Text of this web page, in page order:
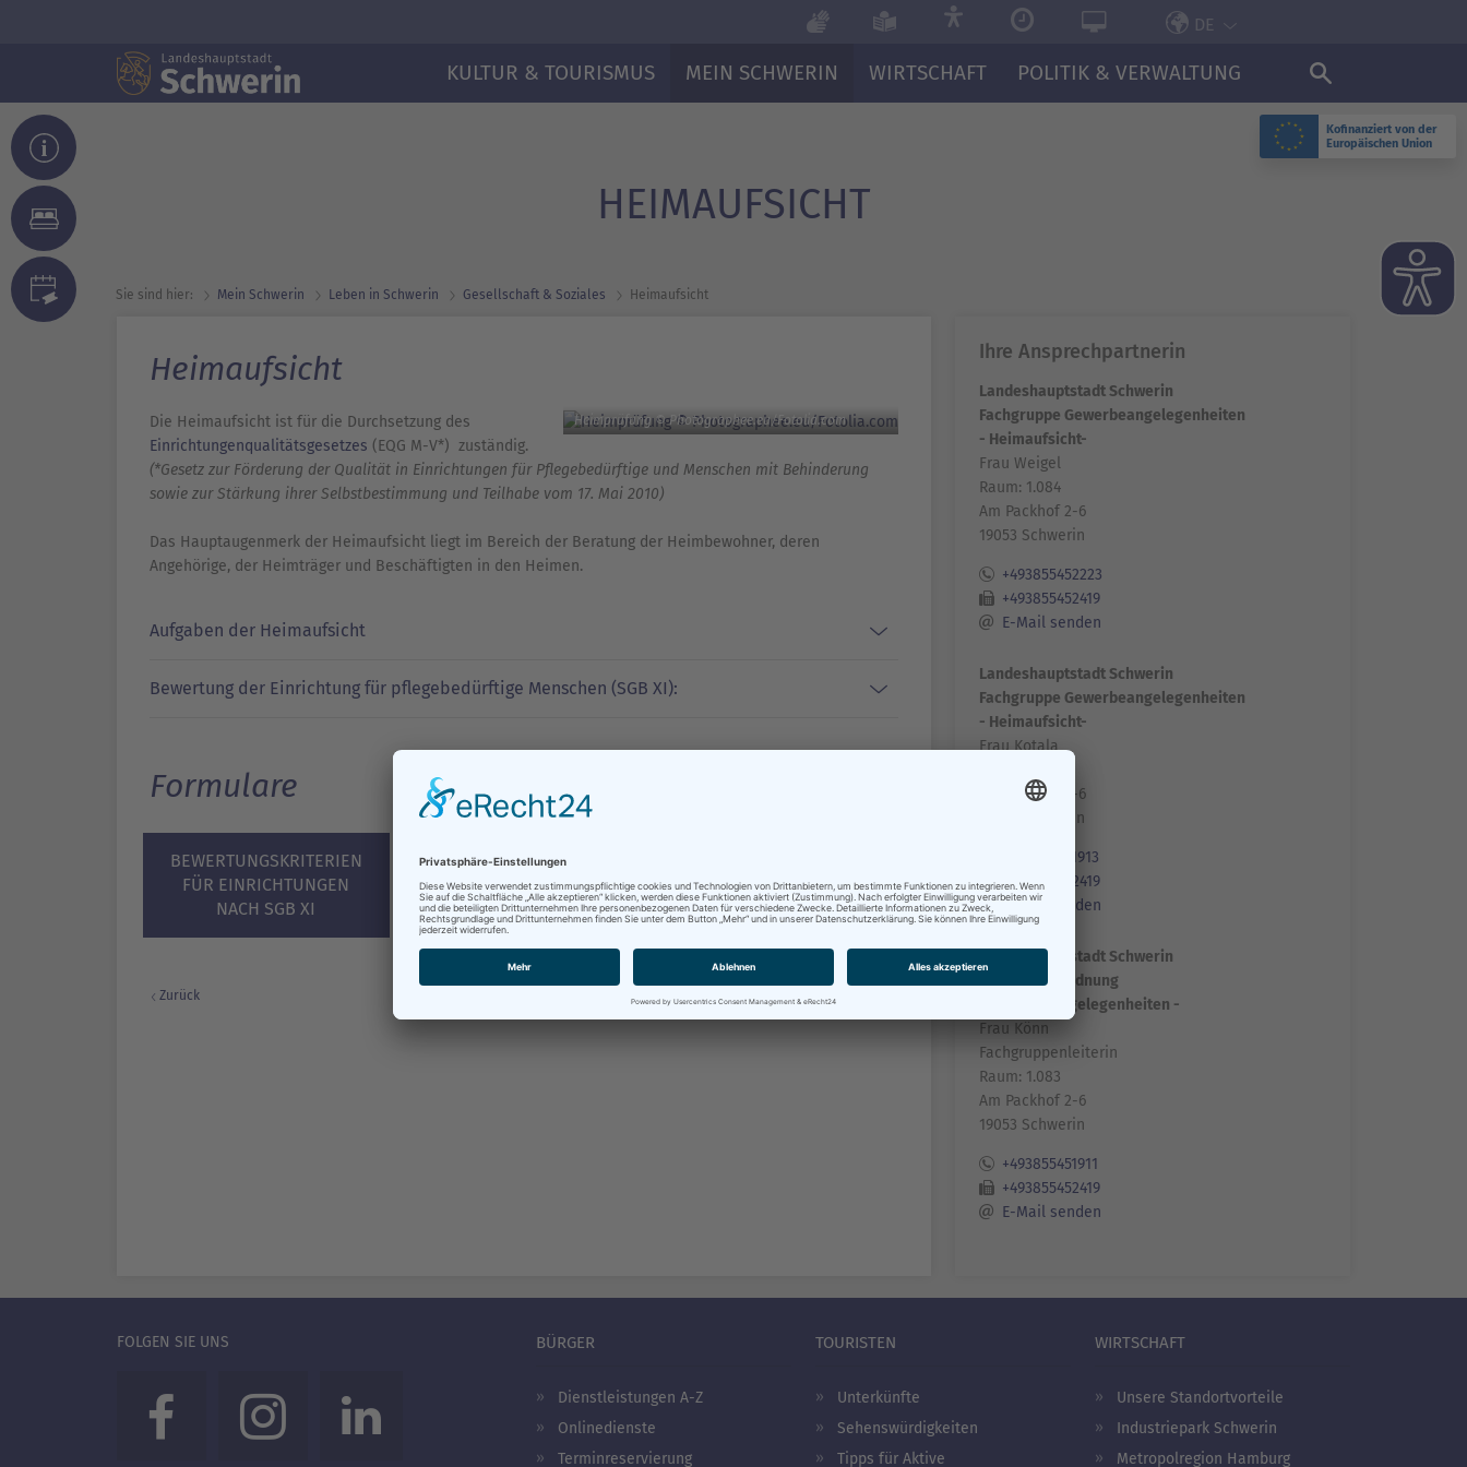
Kofinanziert von der
Europäischen Union
DE
KULTUR & TOURISMUS MEIN SCHWERIN WIRTSCHAFT POLITIK & VERWALTUNG
HEIMAUFSICHT
Sie sind hier: Mein Schwerin Leben in Schwerin Gesellschaft & Soziales Heimaufsicht
Heimaufsicht
Heimprüfung © Photographee.eu/Fotolia.com
Die Heimaufsicht ist für die Durchsetzung des
Einrichtungenqualitätsgesetzes (EQG M-V*) zuständig.
(*Gesetz zur Förderung der Qualität in Einrichtungen für Pflegebedürftige und Menschen mit Behinderung
sowie zur Stärkung ihrer Selbstbestimmung und Teilhabe vom 17. Mai 2010)
Das Hauptaugenmerk der Heimaufsicht liegt im Bereich der Beratung der Heimbewohner, deren
Angehörige, der Heimträger und Beschäftigten in den Heimen.
Aufgaben der Heimaufsicht
Bewertung der Einrichtung für pflegebedürftige Menschen (SGB XI):
Formulare
BEWERTUNGSKRITERIEN
FÜR EINRICHTUNGEN
NACH SGB XI
Zurück Seite drucken
Ihre Ansprechpartnerin
Landeshauptstadt Schwerin
Fachgruppe Gewerbeangelegenheiten
- Heimaufsicht-
Frau Weigel
Raum: 1.084
Am Packhof 2-6
19053 Schwerin
+493855452223
+493855452419
E-Mail senden
Landeshauptstadt Schwerin
Fachgruppe Gewerbeangelegenheiten
- Heimaufsicht-
Frau Kotala
Am Packhof 2-6
19053 Schwerin
+493855451913
+493855452419
E-Mail senden
Landeshauptstadt Schwerin
Fachdienst Ordnung
- Gewerbeangelegenheiten -
Frau Könn
Fachgruppenleiterin
Raum: 1.083
Am Packhof 2-6
19053 Schwerin
+493855451911
+493855452419
E-Mail senden
FOLGEN SIE UNS BÜRGER
Dienstleistungen A-Z
Onlinedienste
Terminreservierung
TOURISTEN
Unterkünfte
Sehenswürdigkeiten
Tipps für Aktive
WIRTSCHAFT
Unsere Standortvorteile
Industriepark Schwerin
Metropolregion Hamburg